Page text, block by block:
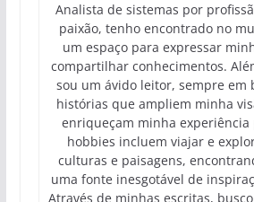
Analista de sistemas por
paixão, tenho encontrado no
um espaço para expressar
compartilhar conhecimentos.
sou um ávido leitor, sempre em
histórias que ampliem minha
enriqueçam minha experiência
hobbies incluem viajar e
culturas e paisagens,
uma fonte inesgotável de
Através de minhas escritas,